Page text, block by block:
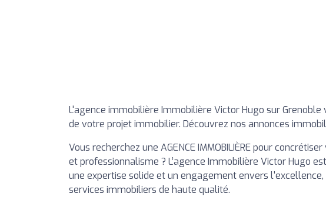
L'agence immobilière Immobilière Victor Hugo sur
de votre projet immobilier. Découvrez nos annonces
Vous recherchez une AGENCE IMMOBILIÈRE pour
et professionnalisme ? L’agence Immobilière Victor Hugo
une expertise solide et un engagement envers
services immobiliers de haute qualité.